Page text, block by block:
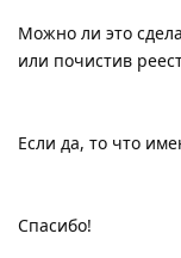
Можно ли это
или почистив
Если да, то что
Спасибо!